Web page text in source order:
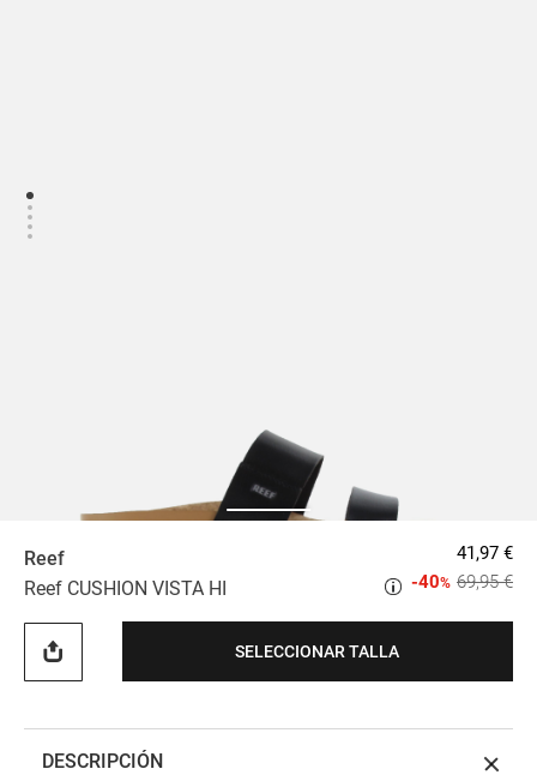
Reef
Reef CUSHION VISTA HI
41,97 €
69,95 €
-40%
SELECCIONAR TALLA
DESCRIPCIÓN